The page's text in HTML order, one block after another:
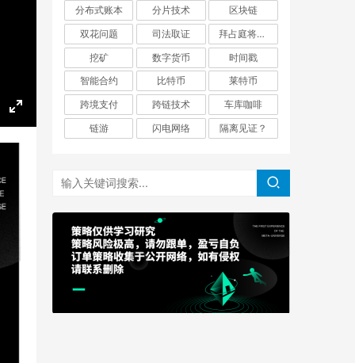
n
分布式账本
分片技术
区块链
双花问题
司法取证
拜占庭将军问题
挖矿
数字货币
时间戳
智能合约
比特币
莱特币
跨境支付
跨链技术
车库咖啡
链游
闪电网络 隔离见证？